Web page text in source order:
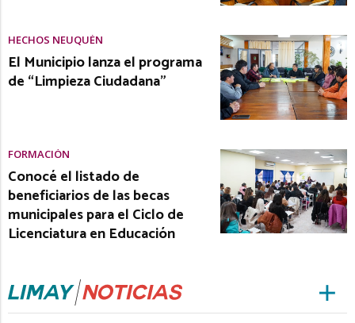
HECHOS NEUQUÉN
El Municipio lanza el programa
de “Limpieza Ciudadana”
FORMACIÓN
Conocé el listado de
beneficiarios de las becas
municipales para el Ciclo de
Licenciatura en Educación